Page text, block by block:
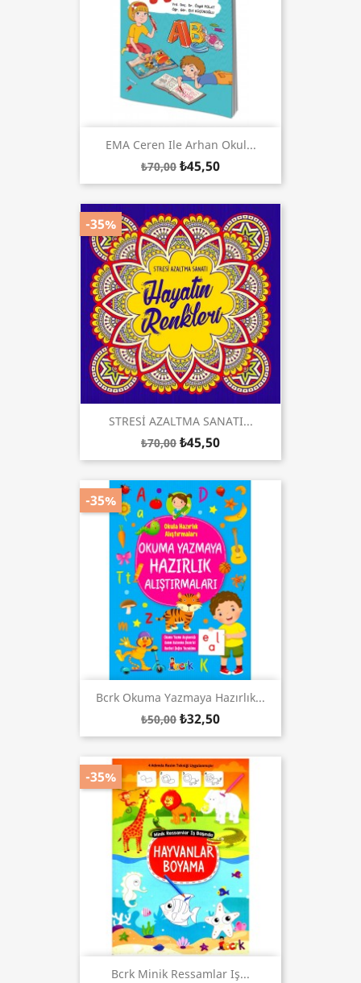
EMA Ceren Ile Arhan Okul...
₺70,00 ₺45,50
STRESİ AZALTMA SANATI...
₺70,00 ₺45,50
-35%
Bcrk Okuma Yazmaya Hazırlık...
₺50,00 ₺32,50
-35%
Bcrk Minik Ressamlar Iş...
-35%